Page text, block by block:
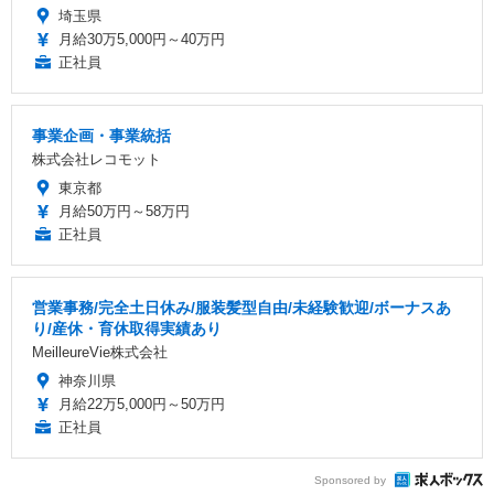
埼玉県
月給30万5,000円～40万円
正社員
事業企画・事業統括
株式会社レコモット
東京都
月給50万円～58万円
正社員
営業事務/完全土日休み/服装髪型自由/未経験歓迎/ボーナスあ
り/産休・育休取得実績あり
MeilleureVie株式会社
神奈川県
月給22万5,000円～50万円
正社員
Sponsored by